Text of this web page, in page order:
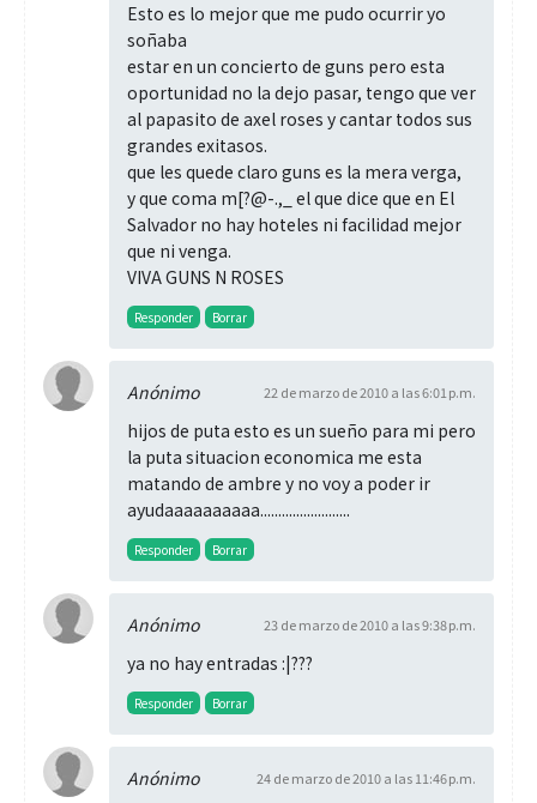
Esto es lo mejor que me pudo ocurrir yo
soñaba
estar en un concierto de guns pero esta
oportunidad no la dejo pasar, tengo que ver
al papasito de axel roses y cantar todos sus
grandes exitasos.
que les quede claro guns es la mera verga,
y que coma m[?@-.,_ el que dice que en El
Salvador no hay hoteles ni facilidad mejor
que ni venga.
VIVA GUNS N ROSES
Responder Borrar
Anónimo 22 de marzo de 2010 a las 6:01 p.m.
hijos de puta esto es un sueño para mi pero
la puta situacion economica me esta
matando de ambre y no voy a poder ir
ayudaaaaaaaaaa.........................
Responder Borrar
Anónimo 23 de marzo de 2010 a las 9:38 p.m.
ya no hay entradas :|???
Responder Borrar
Anónimo 24 de marzo de 2010 a las 11:46 p.m.